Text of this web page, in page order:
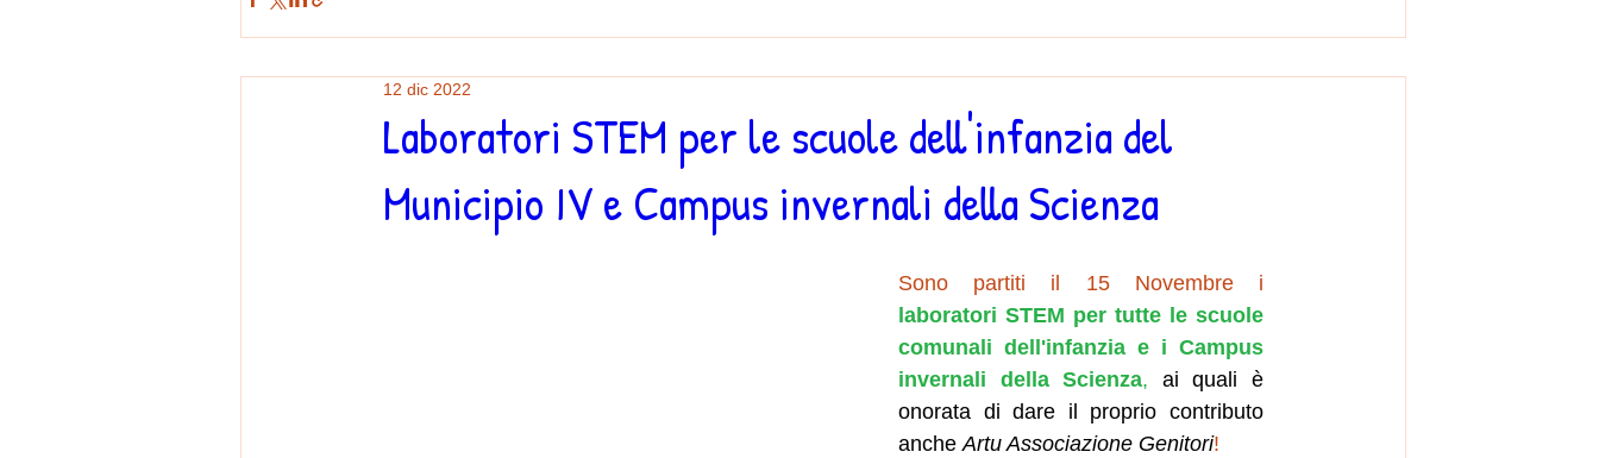
Laboratori STEM per le scuole dell'infanzia del
Municipio IV e Campus invernali della Scienza
12 dic 2022
laboratori STEM per tutte le scuole
comunali dell'infanzia e i Campus
invernali della Scienza, ai quali è
onorata di dare il proprio contributo
anche Artu Associazione Genitori!